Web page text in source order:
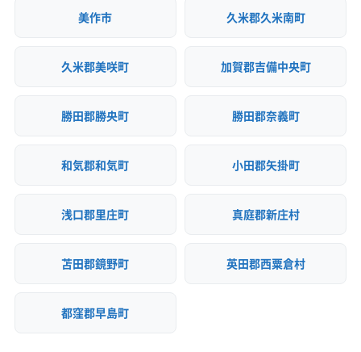
美作市 久米郡久米南町
久米郡美咲町 加賀郡吉備中央町
勝田郡勝央町 勝田郡奈義町
和気郡和気町 小田郡矢掛町
浅口郡里庄町 真庭郡新庄村
苫田郡鏡野町 英田郡西粟倉村
都窪郡早島町